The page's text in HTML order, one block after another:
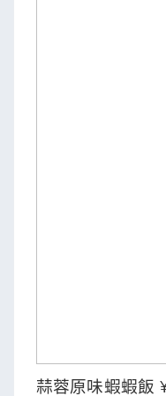
蒜蓉原味蝦蝦飯